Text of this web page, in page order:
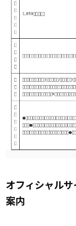
オフィシャル
案内